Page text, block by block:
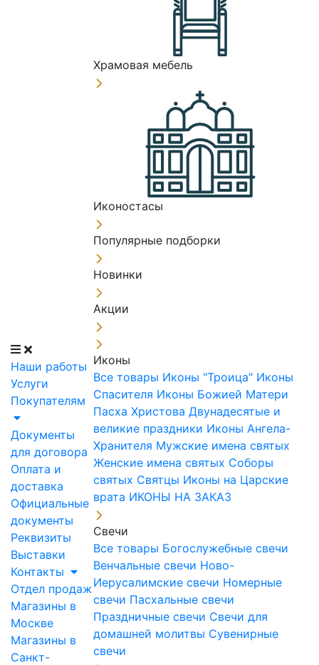
Наши работы
Услуги
Покупателям
Документы
для договора
Оплата и
доставка
Официальные
документы
Реквизиты
Выставки
Контакты
Отдел продаж
Магазины в
Москве
Магазины в
Санкт-
Храмовая мебель
Иконостасы
Популярные подборки
Новинки
Акции
Иконы
Все товары Иконы "Троица" Иконы
Спасителя Иконы Божией Матери
Пасха Христова Двунадесятые и
великие праздники Иконы Ангела-
Хранителя Мужские имена святых
Женские имена святых Соборы
святых Святцы Иконы на Царские
врата ИКОНЫ НА ЗАКАЗ
Свечи
Все товары Богослужебные свечи
Венчальные свечи Ново-
Иерусалимские свечи Номерные
свечи Пасхальные свечи
Праздничные свечи Свечи для
домашней молитвы Сувенирные
свечи